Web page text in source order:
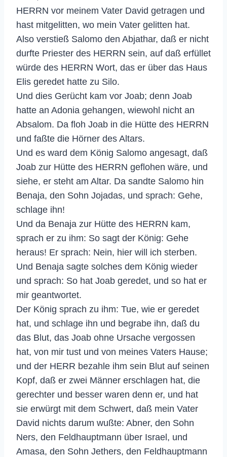
HERRN vor meinem Vater David getragen und
hast mitgelitten, wo mein Vater gelitten hat.
Also verstieß Salomo den Abjathar, daß er nicht
durfte Priester des HERRN sein, auf daß erfüllet
würde des HERRN Wort, das er über das Haus
Elis geredet hatte zu Silo.
Und dies Gerücht kam vor Joab; denn Joab
hatte an Adonia gehangen, wiewohl nicht an
Absalom. Da floh Joab in die Hütte des HERRN
und faßte die Hörner des Altars.
Und es ward dem König Salomo angesagt, daß
Joab zur Hütte des HERRN geflohen wäre, und
siehe, er steht am Altar. Da sandte Salomo hin
Benaja, den Sohn Jojadas, und sprach: Gehe,
schlage ihn!
Und da Benaja zur Hütte des HERRN kam,
sprach er zu ihm: So sagt der König: Gehe
heraus! Er sprach: Nein, hier will ich sterben.
Und Benaja sagte solches dem König wieder
und sprach: So hat Joab geredet, und so hat er
mir geantwortet.
Der König sprach zu ihm: Tue, wie er geredet
hat, und schlage ihn und begrabe ihn, daß du
das Blut, das Joab ohne Ursache vergossen
hat, von mir tust und von meines Vaters Hause;
und der HERR bezahle ihm sein Blut auf seinen
Kopf, daß er zwei Männer erschlagen hat, die
gerechter und besser waren denn er, und hat
sie erwürgt mit dem Schwert, daß mein Vater
David nichts darum wußte: Abner, den Sohn
Ners, den Feldhauptmann über Israel, und
Amasa, den Sohn Jethers, den Feldhauptmann